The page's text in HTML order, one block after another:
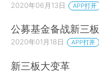
2020年06月13日 APP打开
公募基金备战新三板
2020年01月18日 APP打开
新三板大变革